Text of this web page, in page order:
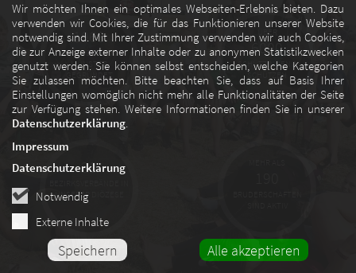
Wir möchten Ihnen ein optimales Webseiten-Erlebnis bieten. Dazu
verwenden wir Cookies, die für das Funktionieren unserer Website
notwendig sind. Mit Ihrer Zustimmung verwenden wir auch Cookies,
die zur Anzeige externer Inhalte oder zu anonymen Statistikzwecken
genutzt werden. Sie können selbst entscheiden, welche Kategorien
Sie zulassen möchten. Bitte beachten Sie, dass auf Basis Ihrer
Einstellungen womöglich nicht mehr alle Funktionalitäten der Seite
zur Verfügung stehen. Weitere Informationen finden Sie in unserer
Datenschutzerklärung.
Notwendig
Externe Inhalte
Speichern Alle akzeptieren
Impressum
Datenschutzerklärung
1963
WURDE DER BDSJ
MÜNSTER
GEGRÜNDET
ÜBER
6000
SCHÜTZINNEN &
SCHÜTZEN
20
UNSERER DIÖZESE